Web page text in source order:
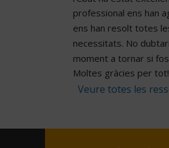
professional ens han
ens han resolt totes
necessitats. No
moment a tornar si
Moltes gràcies per tot!
Veure totes les